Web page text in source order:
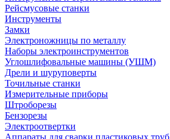
Рейсмусовые станки
Инструменты
Замки
Электроножницы по металлу
Наборы электроинструментов
Углошлифовальные машины (УШМ)
Дрели и шуруповерты
Точильные станки
Измерительные приборы
Штроборезы
Бензорезы
Электроотвертки
Аппараты для сварки пластиковых труб